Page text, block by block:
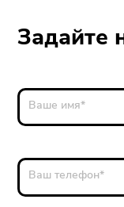
Задайте
Ваше имя*
Ваш телефон*